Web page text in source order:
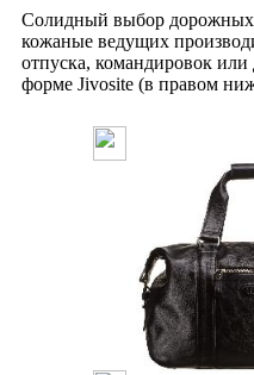
Солидный выбор дорожных
кожаные ведущих
отпуска, командировок
форме Jivosite (в правом